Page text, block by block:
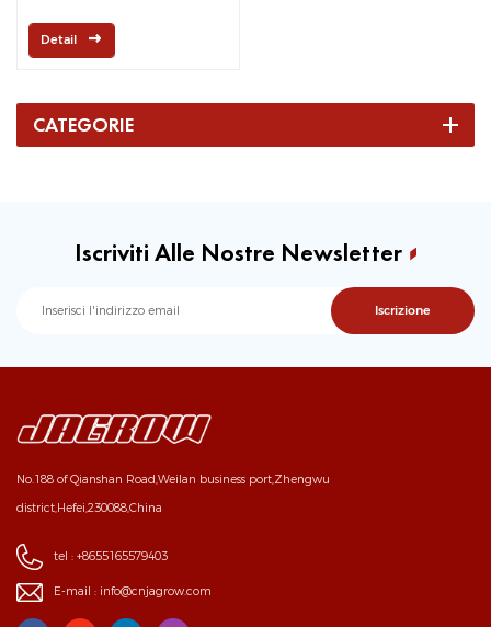
Detail
CATEGORIE
Iscriviti Alle Nostre Newsletter
No.188 of Qianshan Road,Weilan business port,Zhengwu
district,Hefei,230088,China
tel : +8655165579403
E-mail : info@cnjagrow.com